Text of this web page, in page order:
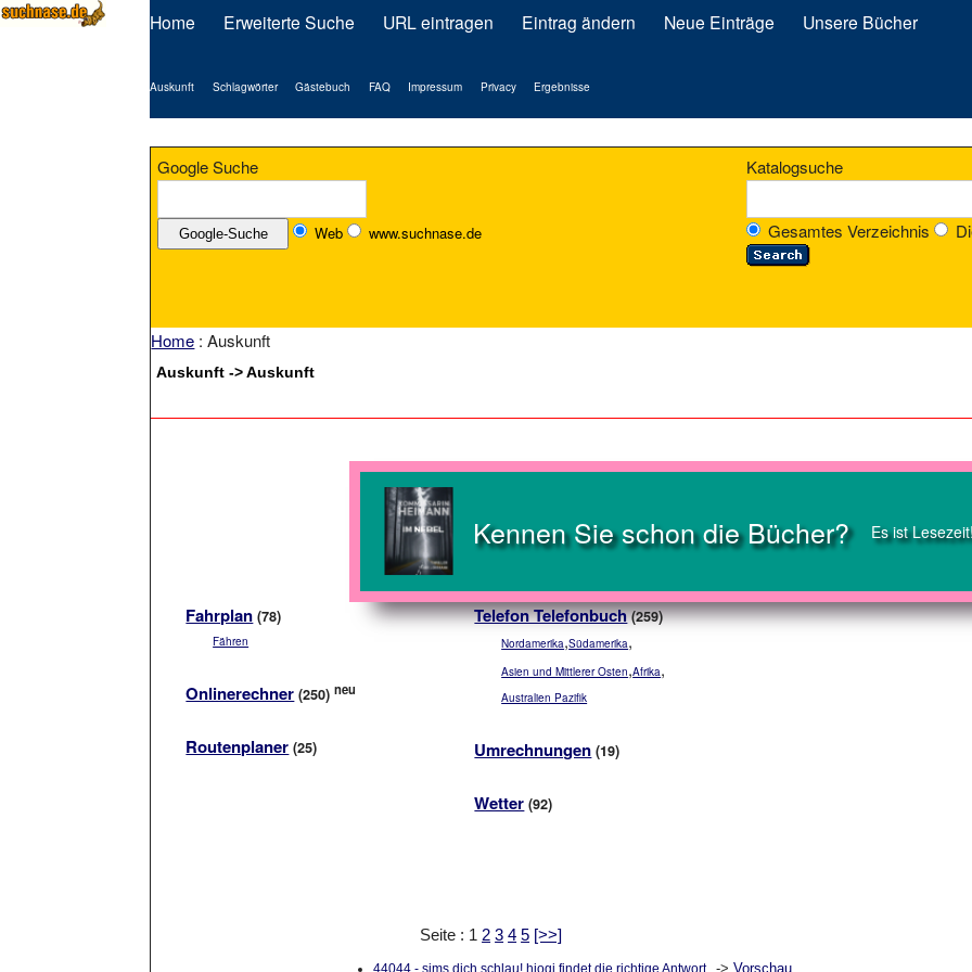
Home Erweiterte Suche URL eintragen Eintrag ändern Neue Einträge Unsere Bücher
Auskunft Schlagwörter Gästebuch FAQ Impressum Privacy Ergebnisse
Google Suche
Web www.suchnase.de
Katalogsuche
Gesamtes Verzeichnis
Home : Auskunft
Auskunft -> Auskunft
Kennen Sie schon die Bücher? Es ist
Fahrplan (78)
Fähren
Onlinerechner (250) neu
Routenplaner (25)
Telefon Telefonbuch (259)
Nordamerika,Südamerika,
Asien und Mittlerer Osten,Afrika,
Australien Pazifik
Umrechnungen (19)
Wetter (92)
Seite : 1 2 3 4 5 [>>]
->Vorschau